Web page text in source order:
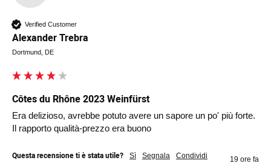
Verified Customer
Alexander Trebra
Dortmund, DE
Côtes du Rhône 2023 Weinfürst
Era delizioso, avrebbe potuto avere un sapore un po' più forte.
Il rapporto qualità-prezzo era buono
Questa recensione ti è stata utile? Sì Segnala Condividi 19 ore fa